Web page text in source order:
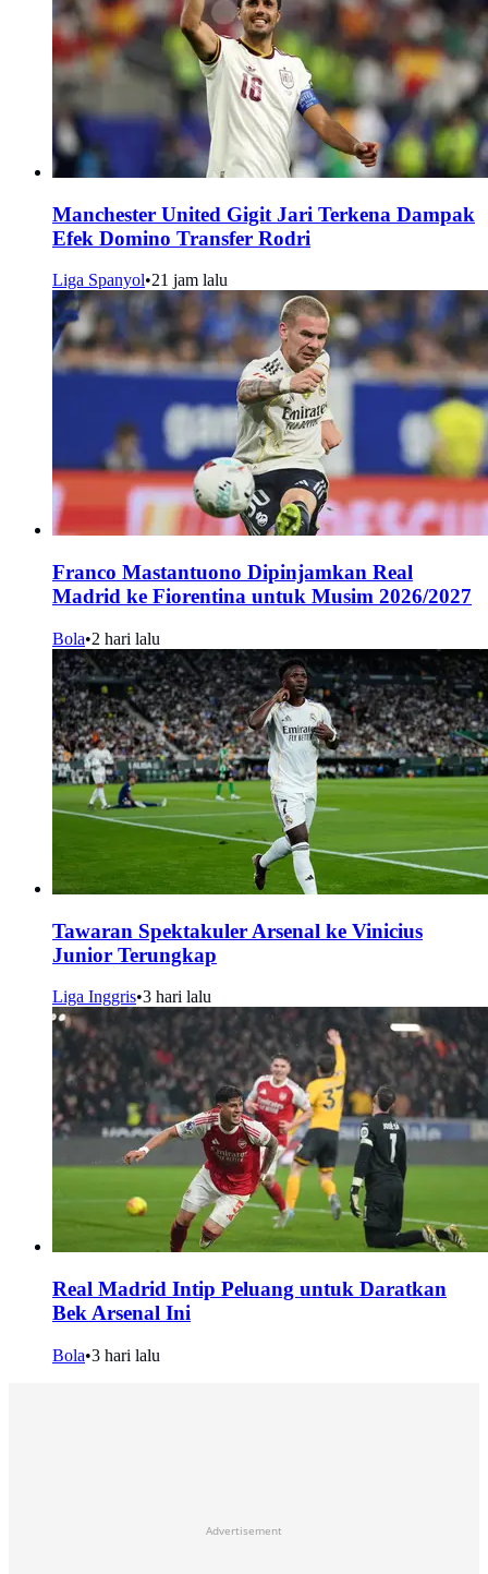
Manchester United Gigit Jari Terkena Dampak
Efek Domino Transfer Rodri
Liga Spanyol•21 jam lalu
Franco Mastantuono Dipinjamkan Real
Madrid ke Fiorentina untuk Musim 2026/2027
Bola•2 hari lalu
Tawaran Spektakuler Arsenal ke Vinicius
Junior Terungkap
Liga Inggris•3 hari lalu
Real Madrid Intip Peluang untuk Daratkan
Bek Arsenal Ini
Bola•3 hari lalu
Advertisement